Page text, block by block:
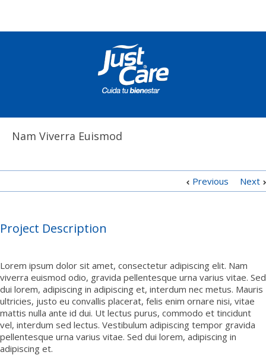
Nam Viverra Euismod
Previous Next
Project Description
Lorem ipsum dolor sit amet, consectetur adipiscing elit. Nam
viverra euismod odio, gravida pellentesque urna varius vitae. Sed
dui lorem, adipiscing in adipiscing et, interdum nec metus. Mauris
ultricies, justo eu convallis placerat, felis enim ornare nisi, vitae
mattis nulla ante id dui. Ut lectus purus, commodo et tincidunt
vel, interdum sed lectus. Vestibulum adipiscing tempor gravida
pellentesque urna varius vitae. Sed dui lorem, adipiscing in
adipiscing et.